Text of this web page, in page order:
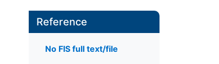
Reference
No FIS full text/file